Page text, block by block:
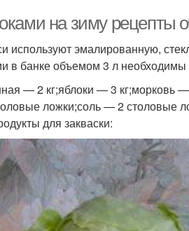
на зиму рецепты
используют эмалированную,
в банке объемом 3 л
— 2 кг;яблоки — 3 кг;морковь
ложки;соль — 2 столовые
для закваски: